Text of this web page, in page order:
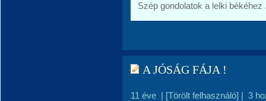
Szép gondolatok a lelki
A JÓSÁG FÁJA !
11 éve | [Törölt felhasználó] | 3